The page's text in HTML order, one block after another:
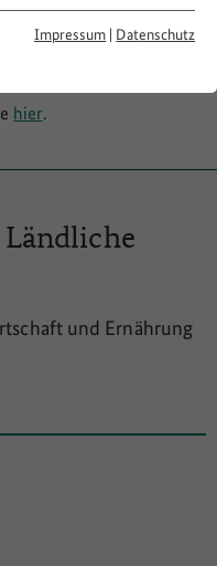
Impressum | Datenschutz
hier.
Ländliche
und Ernährung